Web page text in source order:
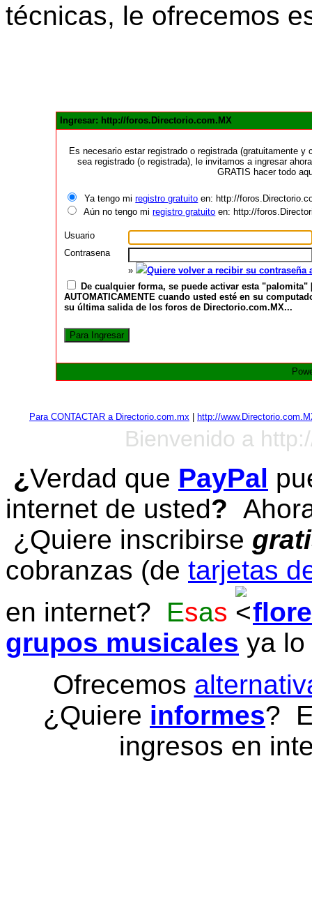
técnicas, le ofrecemos
Ingresar: http://foros.Directorio.com.MX
Es necesario estar registrado o registrada (gratuitamente
sea registrado (o registrada), le invitamos a ingresar
GRATIS hacer todo
Ya tengo miregistro gratuito en: http://
Aún no tengo miregistro gratuito en: http://
Usuario
Contrasena
»
Quiere volver a recibir su
De cualquier forma, se puede activar esta
AUTOMATICAMENTE cuando usted esté en su
su última salida de los foros de Directorio.com.MX...
Para CONTACTAR a Directorio.com.mx http://
Bienvenido a
¿Verdad que PayPal
internet de usted?
¿Quiere inscribirse
cobranzas (de tarjetas
en internet? Esas
grupos musicales ya
Ofrecemos
¿Quiere informes?
ingresos en